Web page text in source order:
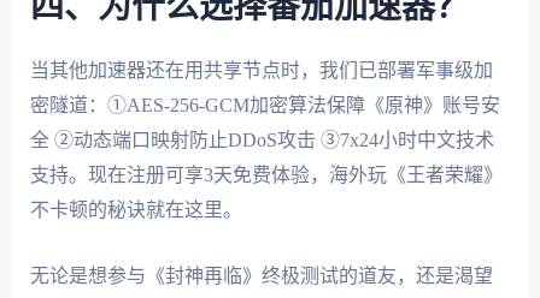
四、为什么选择番茄加速器？
当其他加速器还在用共享节点时，我们已部署军事级加
密隧道：①AES-256-GCM加密算法保障《原神》账号安
全 ②动态端口映射防止DDoS攻击 ③7x24小时中文技术
支持。现在注册可享3天免费体验，海外玩《王者荣耀》
不卡顿的秘诀就在这里。
无论是想参与《封神再临》终极测试的道友，还是渴望